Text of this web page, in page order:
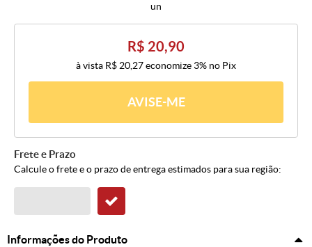
un
R$ 20,90
à vista R$ 20,27economize 3% no Pix
AVISE-ME
Frete e Prazo
Calcule o frete e o prazo de entrega estimados para sua região:
Informações do Produto